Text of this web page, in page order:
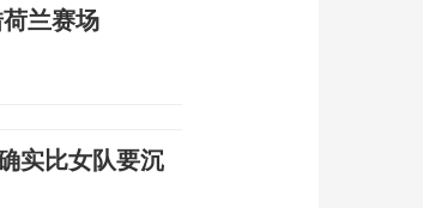
兰赛场
实比女队要沉